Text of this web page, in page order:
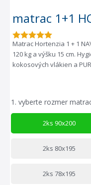
matrac 1+1
Matrac Hortenzia 1 + 1
120 kg a výšku 15 cm.
kokosových vlákien a
1. vyberte rozmer
2ks 90x200
2ks 80x195
2ks 78x195